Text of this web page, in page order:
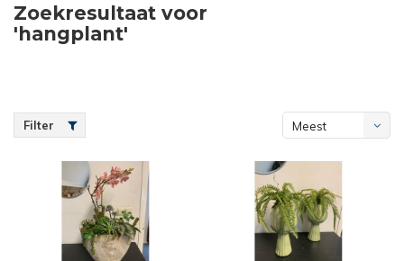
Zoekresultaat voor
'hangplant'
Filter
Meest